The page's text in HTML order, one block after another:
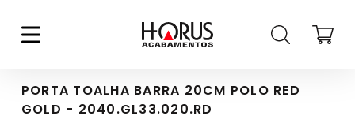
PORTA TOALHA BARRA 20CM POLO RED
GOLD - 2040.GL33.020.RD